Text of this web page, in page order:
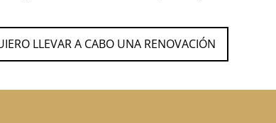
LLEVAR A CABO UNA RENOVACIÓN